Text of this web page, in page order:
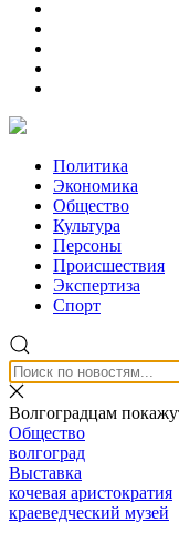
Политика
Экономика
Общество
Культура
Персоны
Происшествия
Экспертиза
Спорт
Волгоградцам
Общество
волгоград
Выставка
кочевая аристократия
краеведческий музей